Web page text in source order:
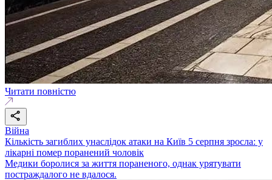
Читати повністю
Війна
Кількість загиблих унаслідок атаки на Київ 5 серпня зросла: у
лікарні помер поранений чоловік
Медики боролися за життя пораненого, однак урятувати
постраждалого не вдалося.